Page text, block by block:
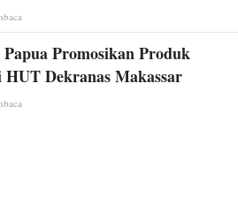
Promosikan Produk
Dekranas Makassar